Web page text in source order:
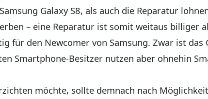
Galaxy S8, als auch die Reparatur
– eine Reparatur ist somit weitaus billiger
für den Newcomer von Samsung. Zwar ist das
Smartphone-Besitzer nutzen aber ohnehin
möchte, sollte demnach nach